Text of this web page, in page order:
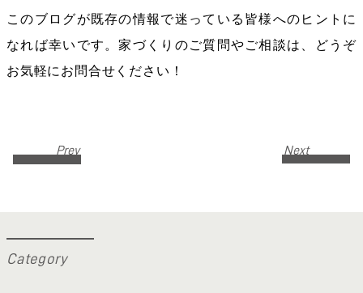
このブログが既存の情報で迷っている皆様へのヒントに
なれば幸いです。家づくりのご質問やご相談は、どうぞ
お気軽にお問合せください！
Prev Next
Category